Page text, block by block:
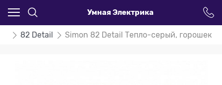
Умная Электрика
82 Detail Simon 82 Detail Тепло-серый, горошек